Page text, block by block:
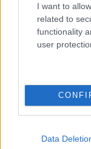
I want to
related to
functionality
user
Data
emoda
30
Inserito il24/06/
1465